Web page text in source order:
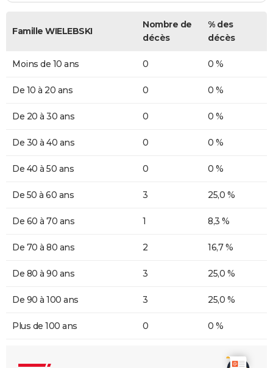
Famille WIELEBSKI
Nombre de
décès
% des
décès
Moins de 10 ans 0 0 %
De 10 à 20 ans 0 0 %
De 20 à 30 ans 0 0 %
De 30 à 40 ans 0 0 %
De 40 à 50 ans 0 0 %
De 50 à 60 ans 3 25,0 %
De 60 à 70 ans 1 8,3 %
De 70 à 80 ans 2 16,7 %
De 80 à 90 ans 3 25,0 %
De 90 à 100 ans 3 25,0 %
Plus de 100 ans 0 0 %